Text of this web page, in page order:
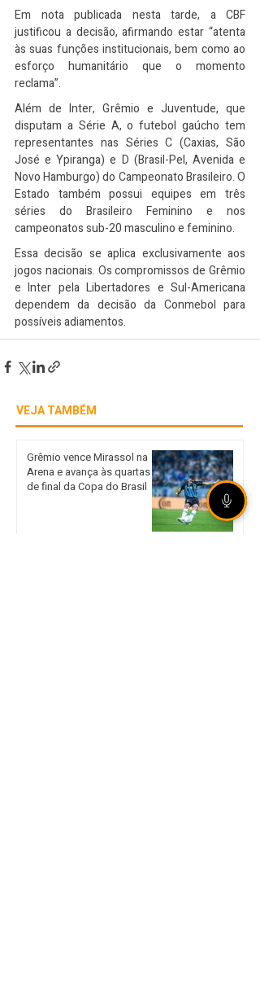
Em nota publicada nesta tarde, a CBF
justificou a decisão, afirmando estar “atenta
às suas funções institucionais, bem como ao
esforço humanitário que o momento
reclama”.
Além de Inter, Grêmio e Juventude, que
disputam a Série A, o futebol gaúcho tem
representantes nas Séries C (Caxias, São
José e Ypiranga) e D (Brasil-Pel, Avenida e
Novo Hamburgo) do Campeonato Brasileiro. O
Estado também possui equipes em três
séries do Brasileiro Feminino e nos
campeonatos sub-20 masculino e feminino.
Essa decisão se aplica exclusivamente aos
jogos nacionais. Os compromissos de Grêmio
e Inter pela Libertadores e Sul-Americana
dependem da decisão da Conmebol para
possíveis adiamentos.
VEJA TAMBÉM
Grêmio vence Mirassol na
Arena e avança às quartas
de final da Copa do Brasil